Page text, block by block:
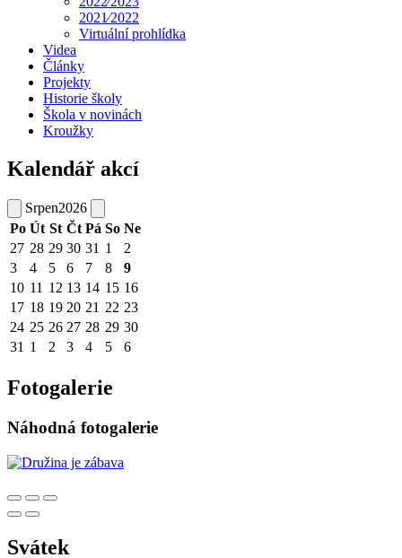
2021⁄2022
Virtuální prohlídka
Videa
Články
Projekty
Historie školy
Škola v novinách
Kroužky
Kalendář akcí
Srpen2026
Po Út St Čt Pá So Ne
27 28 29 30 31 1
2
3
4 5 6 7 8
9
10 11 12 13 14 15 16
17 18 19 20 21 22 23
24 25 26 27 28 29 30
31 1 2 3 4 5 6
Fotogalerie
Náhodná fotogalerie
Svátek